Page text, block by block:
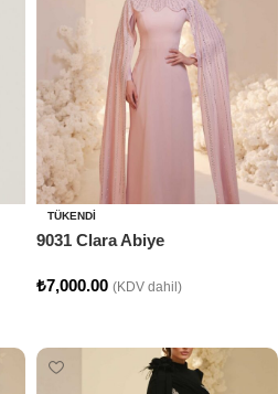
TÜKENDI
9031 Clara Abiye
₺7,000.00 (KDV dahil)